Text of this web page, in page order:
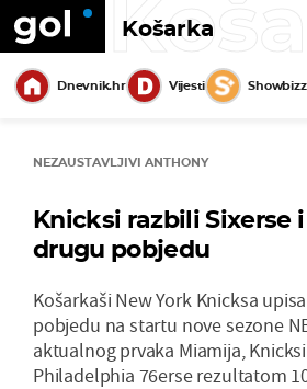
Košarka
Dnevnik.hr Vijesti Showbizz
NEZAUSTAVLJIVI ANTHONY
Knicksi razbili Sixerse
drugu pobjedu
Košarkaši New York Knicksa
pobjedu na startu nove sezone
aktualnog prvaka Miamija,
Philadelphia 76erse rezultatom